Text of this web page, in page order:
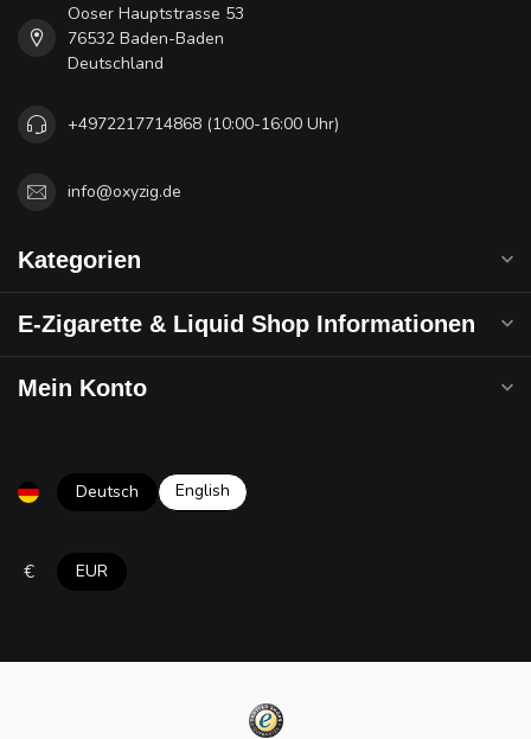
Ooser Hauptstrasse 53
76532 Baden-Baden
Deutschland
+4972217714868 (10:00-16:00 Uhr)
info@oxyzig.de
Kategorien
E-Zigarette & Liquid Shop Informationen
Mein Konto
Deutsch English
€ EUR